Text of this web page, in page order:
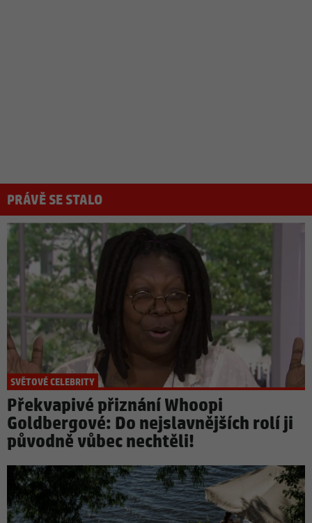
PRÁVĚ SE STALO
SVĚTOVÉ CELEBRITY
Překvapivé přiznání Whoopi
Goldbergové: Do nejslavnějších rolí ji
původně vůbec nechtěli!